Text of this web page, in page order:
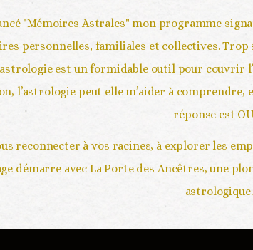
"Mémoires Astrales" mon programme
personnelles, familiales et collectives.
est un formidable outil pour couvrir
l’astrologie peut elle m’aider à
réponse est
reconnecter à vos racines, à explorer les
démarre avec La Porte des Ancêtres, une
astrologique.